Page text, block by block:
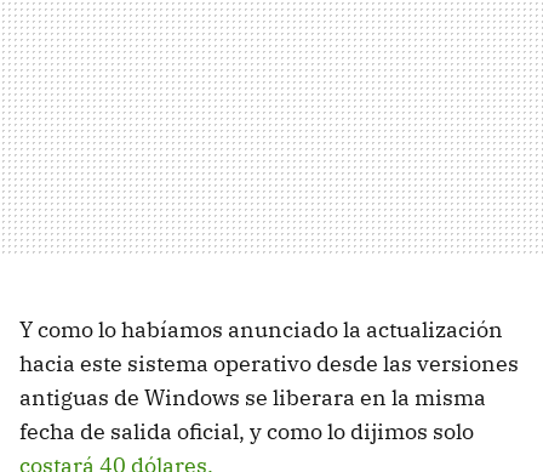
Y como lo habíamos anunciado la actualización
hacia este sistema operativo desde las versiones
antiguas de Windows se liberara en la misma
fecha de salida oficial, y como lo dijimos solo
costará 40 dólares.